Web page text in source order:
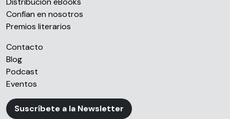
Confían en nosotros
Premios literarios
Contacto
Blog
Podcast
Eventos
Suscríbete a la Newsletter